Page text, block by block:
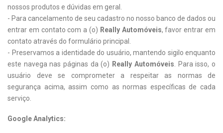
nossos produtos e dúvidas em geral.
- Para cancelamento de seu cadastro no nosso banco de dados ou
entrar em contato com a (o) Really Automóveis, favor entrar em
contato através do formulário principal.
- Preservamos a identidade do usuário, mantendo sigilo enquanto
este navega nas páginas da (o) Really Automóveis . Para isso, o
usuário deve se comprometer a respeitar as normas de
segurança acima, assim como as normas específicas de cada
serviço.
Google Analytics: